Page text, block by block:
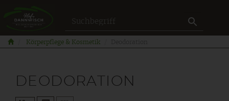
Körperpflege & Kosmetik
DEODORATION